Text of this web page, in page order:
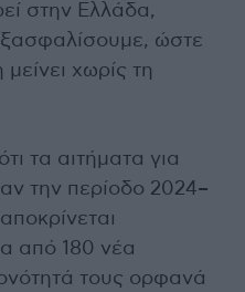
στην Ελλάδα,
ώστε
χωρίς τη
τα αιτήματα για
την περίοδο 2024–
από 180 νέα
τους ορφανά